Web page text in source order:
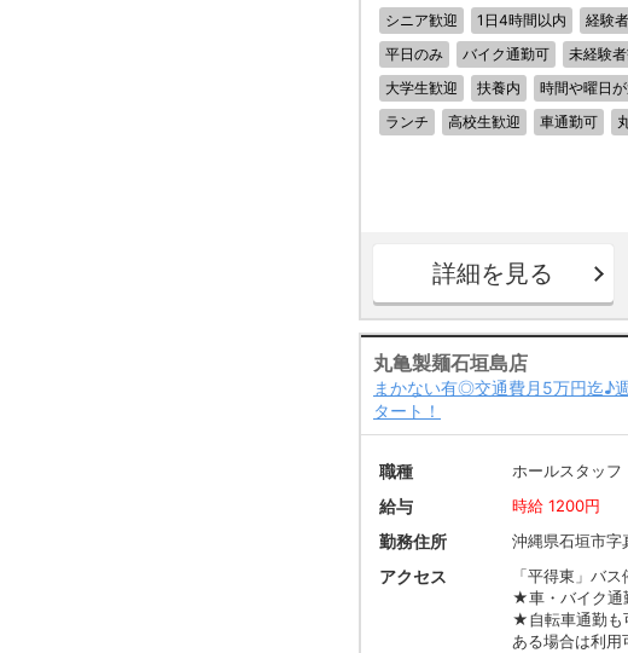
シニア歓迎 1日4時間以内 経験
平日のみ
バイク通勤可 未経験
大学生歓迎
扶養内 時間や曜日
ランチ
高校生歓迎 車通勤可
詳細を見る
丸亀製麺石垣島店
まかない有◎交通費月5万円迄♪
タート！
職種 ホールスタッフ
給与 時給 1200円
勤務住所 沖縄県石垣市
アクセス
「平得東」バ
★車・バイク通
★自転車通勤も
ある場合は利用